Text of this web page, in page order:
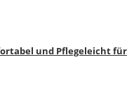
und Pflegeleicht für